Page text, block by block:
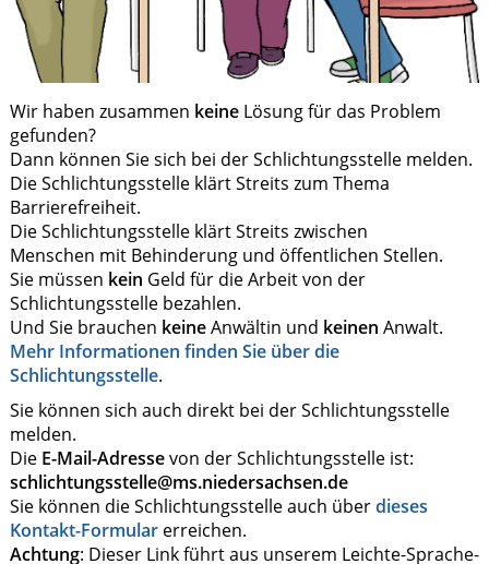
Wir haben zusammen keineLösung für das Problem
gefunden?
Dann können Sie sich bei der Schlichtungsstelle melden.
Die Schlichtungsstelle klärt Streits zum Thema
Barrierefreiheit.
Die Schlichtungsstelle klärt Streits zwischen
Menschen mit Behinderung und öffentlichen Stellen.
Sie müssen kein Geld für die Arbeit von der
Schlichtungsstelle bezahlen.
Und Sie brauchen keineAnwältin und keinen Anwalt.
Mehr Informationen finden Sie über die
Schlichtungsstelle.
Sie können sich auch direkt bei der Schlichtungsstelle
melden.
Die E-Mail-Adressevon der Schlichtungsstelle ist:
schlichtungsstelle@ms.niedersachsen.de
Sie können die Schlichtungsstelle auch überdieses
Kontakt-Formularerreichen.
Achtung: Dieser Link führt aus unserem Leichte-Sprache-